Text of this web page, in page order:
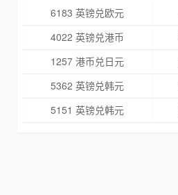
6183 英镑兑欧元
4022 英镑兑港币
1257 港币兑日元
5362 英镑兑韩元
5151 英镑兑韩元